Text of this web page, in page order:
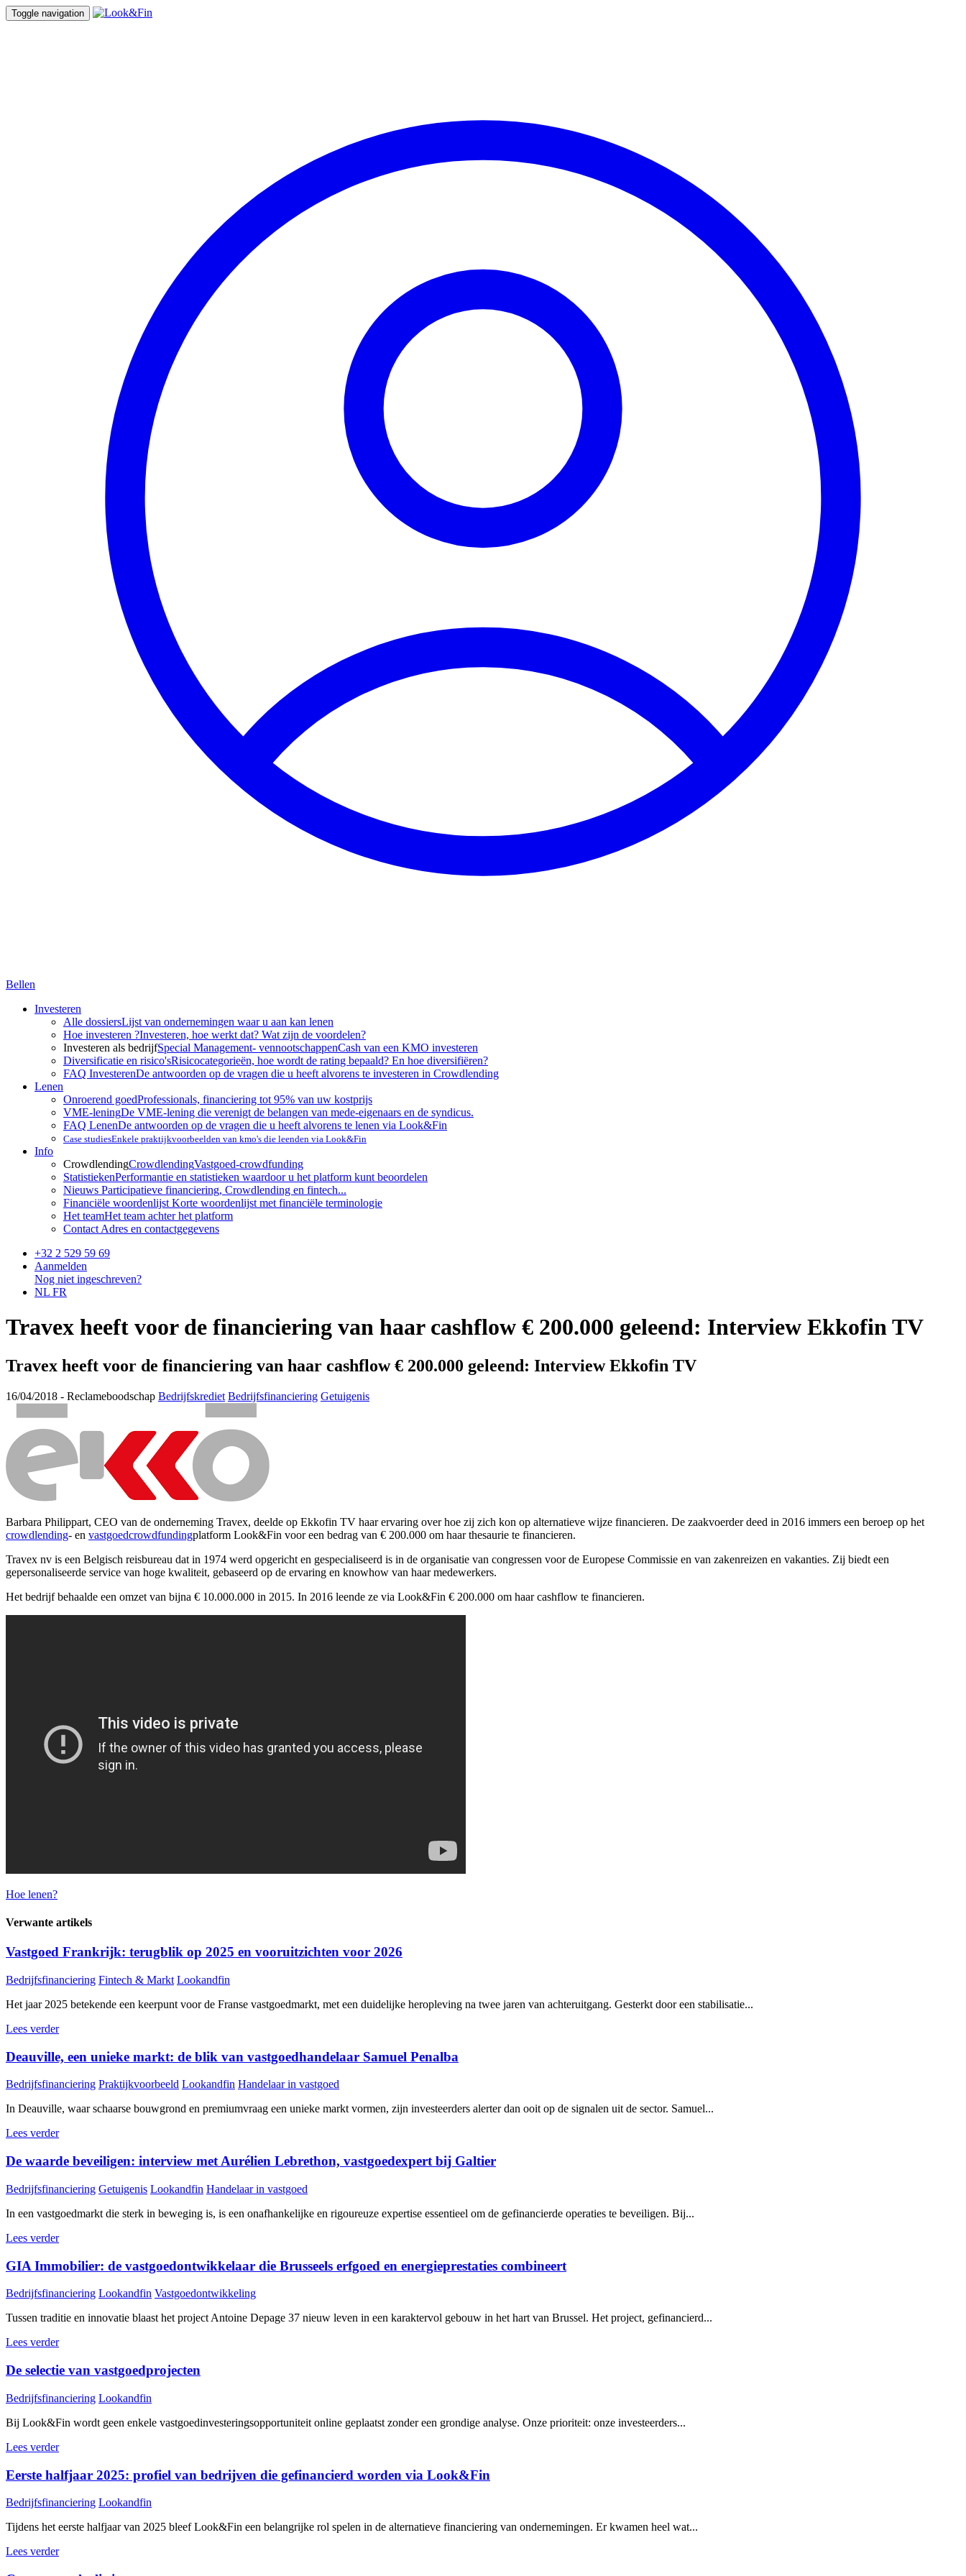
Toggle navigation
Bellen
Investeren
Alle dossiersLijst van ondernemingen waar u aan kan lenen
Hoe investeren ?Investeren, hoe werkt dat? Wat zijn de voordelen?
Investeren als bedrijfSpecial Management- vennootschappenCash van een KMO investeren
Diversificatie en risico'sRisicocategorieën, hoe wordt de rating bepaald? En hoe diversifiëren?
FAQ InvesterenDe antwoorden op de vragen die u heeft alvorens te investeren in Crowdlending
Lenen
Onroerend goedProfessionals, financiering tot 95% van uw kostprijs
VME-leningDe VME-lening die verenigt de belangen van mede-eigenaars en de syndicus.
FAQ LenenDe antwoorden op de vragen die u heeft alvorens te lenen via Look&Fin
Case studiesEnkele praktijkvoorbeelden van kmo's die leenden via Look&Fin
Info
CrowdlendingCrowdlendingVastgoed-crowdfunding
StatistiekenPerformantie en statistieken waardoor u het platform kunt beoordelen
Nieuws Participatieve financiering, Crowdlending en fintech...
Financiële woordenlijst Korte woordenlijst met financiële terminologie
Het teamHet team achter het platform
Contact Adres en contactgegevens
+32 2 529 59 69
Aanmelden
Nog niet ingeschreven?
NL FR
Travex heeft voor de financiering van haar cashflow € 200.000 geleend: Interview Ekkofin TV
Travex heeft voor de financiering van haar cashflow € 200.000 geleend: Interview Ekkofin TV
16/04/2018 - Reclameboodschap Bedrijfskrediet Bedrijfsfinanciering Getuigenis
Barbara Philippart, CEO van de onderneming Travex, deelde op Ekkofin TV haar ervaring over hoe zij zich kon op alternatieve wijze financieren. De zaakvoerder deed in 2016 immers een beroep op het
crowdlending- en vastgoedcrowdfundingplatform Look&Fin voor een bedrag van € 200.000 om haar thesaurie te financieren.
Travex nv is een Belgisch reisbureau dat in 1974 werd opgericht en gespecialiseerd is in de organisatie van congressen voor de Europese Commissie en van zakenreizen en vakanties. Zij biedt een
gepersonaliseerde service van hoge kwaliteit, gebaseerd op de ervaring en knowhow van haar medewerkers.
Het bedrijf behaalde een omzet van bijna € 10.000.000 in 2015. In 2016 leende ze via Look&Fin € 200.000 om haar cashflow te financieren.
Hoe lenen?
Verwante artikels
Vastgoed Frankrijk: terugblik op 2025 en vooruitzichten voor 2026
Bedrijfsfinanciering Fintech & Markt Lookandfin
Het jaar 2025 betekende een keerpunt voor de Franse vastgoedmarkt, met een duidelijke heropleving na twee jaren van achteruitgang. Gesterkt door een stabilisatie...
Lees verder
Deauville, een unieke markt: de blik van vastgoedhandelaar Samuel Penalba
Bedrijfsfinanciering Praktijkvoorbeeld Lookandfin Handelaar in vastgoed
In Deauville, waar schaarse bouwgrond en premiumvraag een unieke markt vormen, zijn investeerders alerter dan ooit op de signalen uit de sector. Samuel...
Lees verder
De waarde beveiligen: interview met Aurélien Lebrethon, vastgoedexpert bij Galtier
Bedrijfsfinanciering Getuigenis Lookandfin Handelaar in vastgoed
In een vastgoedmarkt die sterk in beweging is, is een onafhankelijke en rigoureuze expertise essentieel om de gefinancierde operaties te beveiligen. Bij...
Lees verder
GIA Immobilier: de vastgoedontwikkelaar die Brusseels erfgoed en energieprestaties combineert
Bedrijfsfinanciering Lookandfin Vastgoedontwikkeling
Tussen traditie en innovatie blaast het project Antoine Depage 37 nieuw leven in een karaktervol gebouw in het hart van Brussel. Het project, gefinancierd...
Lees verder
De selectie van vastgoedprojecten
Bedrijfsfinanciering Lookandfin
Bij Look&Fin wordt geen enkele vastgoedinvesteringsopportuniteit online geplaatst zonder een grondige analyse. Onze prioriteit: onze investeerders...
Lees verder
Eerste halfjaar 2025: profiel van bedrijven die gefinancierd worden via Look&Fin
Bedrijfsfinanciering Lookandfin
Tijdens het eerste halfjaar van 2025 bleef Look&Fin een belangrijke rol spelen in de alternatieve financiering van ondernemingen. Er kwamen heel wat...
Lees verder